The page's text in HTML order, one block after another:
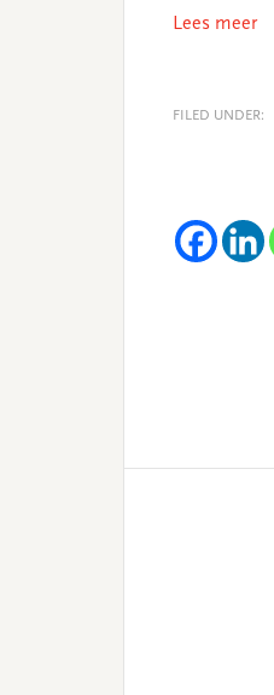
Lees meer
FILED UNDER: